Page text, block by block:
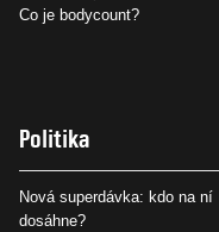
Co je bodycount?
Politika
Nová superdávka: kdo na ní
dosáhne?